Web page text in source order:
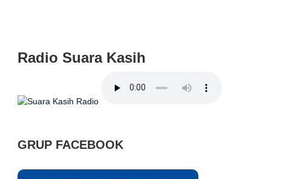
Radio Suara Kasih
GRUP FACEBOOK